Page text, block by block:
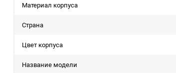
Материал корпуса
Страна
Цвет корпуса
Название модели